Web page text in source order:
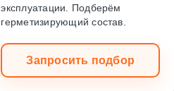
эксплуатации. Подберём
герметизирующий состав.
Запросить подбор